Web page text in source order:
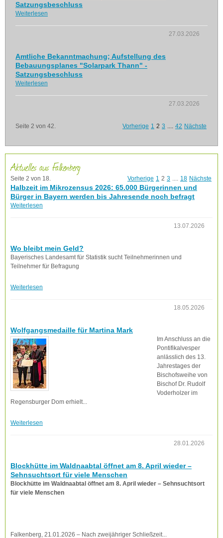
Satzungsbeschluss
Weiterlesen
27.03.2026
Amtliche Bekanntmachung; Aufstellung des
Bebauungsplanes "Solarpark Thann" -
Satzungsbeschluss
Weiterlesen
27.03.2026
Seite 2 von 42. Vorherige 1 2 3 .... 42 Nächste
Aktuelles aus Falkenberg
Seite 2 von 18. Vorherige 1 2 3 .... 18 Nächste
Halbzeit im Mikrozensus 2026: 65.000 Bürgerinnen und
Bürger in Bayern werden bis Jahresende noch befragt
Weiterlesen
13.07.2026
Wo bleibt mein Geld?
Bayerisches Landesamt für Statistik sucht Teilnehmerinnen und
Teilnehmer für Befragung
Weiterlesen
18.05.2026
Wolfgangsmedaille für Martina Mark
Im Anschluss an die
Pontifikalvesper
anlässlich des 13.
Jahrestages der
Bischofsweihe von
Bischof Dr. Rudolf
Voderholzer im
Regensburger Dom erhielt...
Weiterlesen
28.01.2026
Blockhütte im Waldnaabtal öffnet am 8. April wieder –
Sehnsuchtsort für viele Menschen
Blockhütte im Waldnaabtal öffnet am 8. April wieder – Sehnsuchtsort
für viele Menschen
Falkenberg, 21.01.2026 – Nach zweijähriger Schließzeit...